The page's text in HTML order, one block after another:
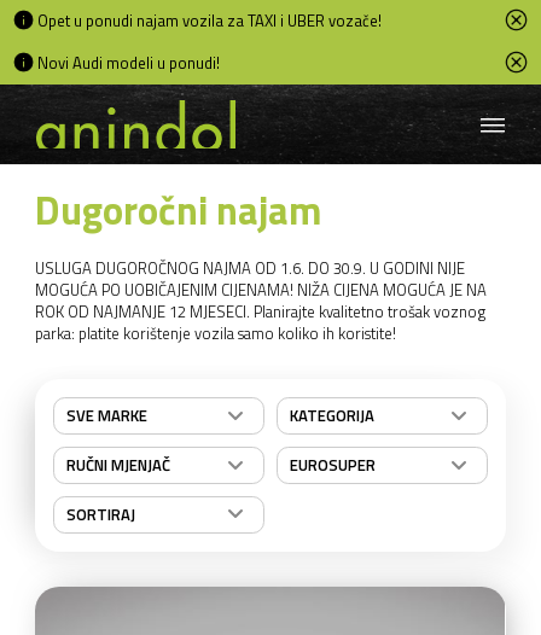
Opet u ponudi najam vozila za TAXI i UBER vozače!
Novi Audi modeli u ponudi!
Dugoročni najam
USLUGA DUGOROČNOG NAJMA OD 1.6. DO 30.9. U GODINI NIJE
MOGUĆA PO UOBIČAJENIM CIJENAMA! NIŽA CIJENA MOGUĆA JE NA
ROK OD NAJMANJE 12 MJESECI. Planirajte kvalitetno trošak voznog
parka: platite korištenje vozila samo koliko ih koristite!
SVE MARKE KATEGORIJA
RUČNI MJENJAČ EUROSUPER
SORTIRAJ